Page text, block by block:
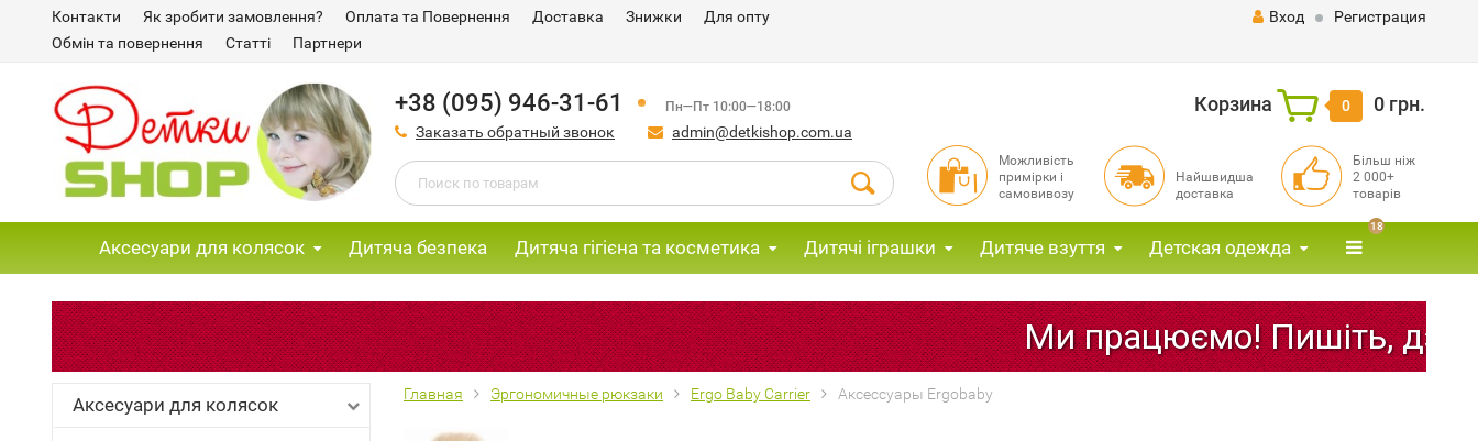
Контакти Як зробити замовлення? Оплата та Повернення Доставка Знижки
Для опту
Обмін та повернення
Статті Партнери
Вход Регистрация
+38 (095) 946-31-61 Пн—Пт 10:00—18:00
Заказать обратный звонок admin@detkishop.com.ua
Корзина 0 0 грн.
Можливість
примірки і
самовивозу
Найшвидша
доставка
Більш ніж
2 000+
товарів
Аксесуари для колясок Дитяча безпека Дитяча гігієна та косметика Дитячі іграшки Дитяче взуття Детская одежда
18
Ми працюємо! Пишіть,
Аксесуари для колясок
Главная Эргономичные рюкзаки Ergo Baby Carrier Аксессуары Ergobaby